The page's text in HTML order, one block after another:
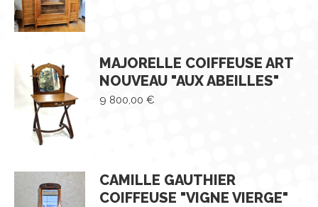
MAJORELLE COIFFEUSE ART
NOUVEAU "AUX ABEILLES"
9 800,00 €
CAMILLE GAUTHIER
COIFFEUSE "VIGNE VIERGE"